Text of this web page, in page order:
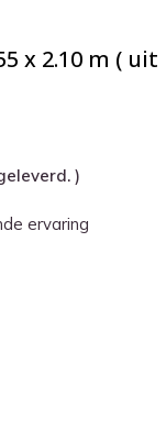
x 2.10 m ( uit
)
ervaring